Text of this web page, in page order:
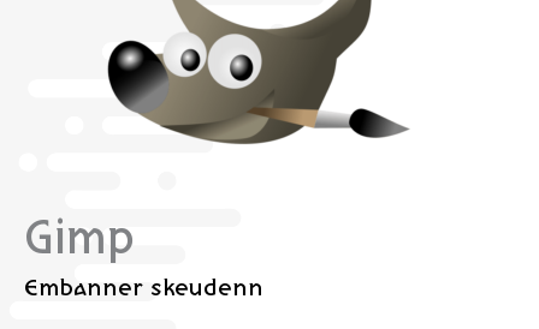
Gimp
Embanner skeudenn